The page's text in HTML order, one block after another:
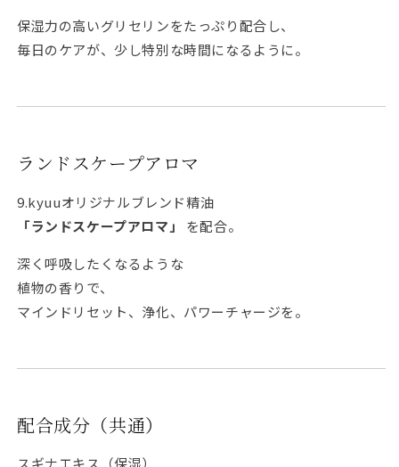
保湿力の高いグリセリンをたっぷり配合し、
毎日のケアが、少し特別な時間になるように。
ランドスケープアロマ
9.kyuuオリジナルブレンド精油
「ランドスケープアロマ」
を配合。
深く呼吸したくなるような
植物の香りで、
マインドリセット、浄化、パワーチャージを。
配合成分（共通）